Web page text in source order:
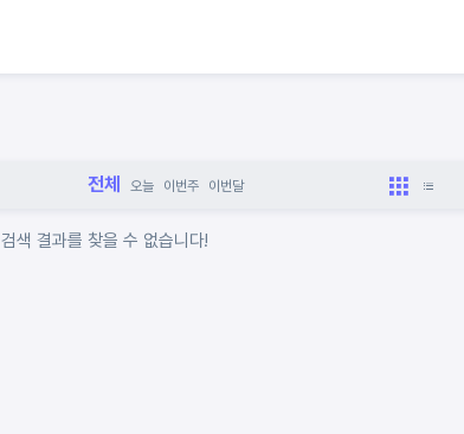
전체 오늘 이번주 이번달
검색 결과를 찾을 수 없습니다!